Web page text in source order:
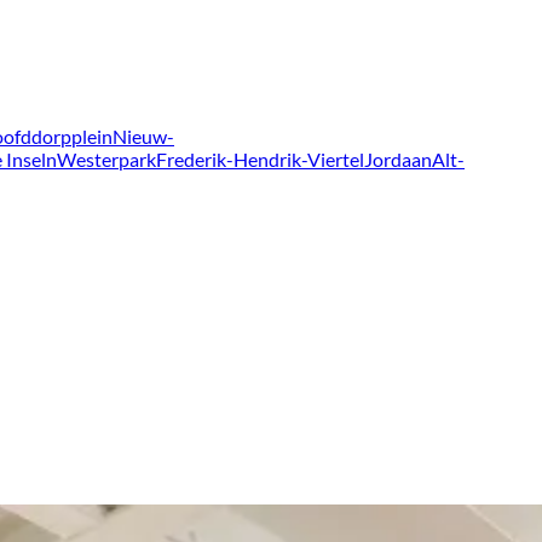
Nieuw-
InselnWesterparkFrederik-Hendrik-ViertelJordaanAlt-